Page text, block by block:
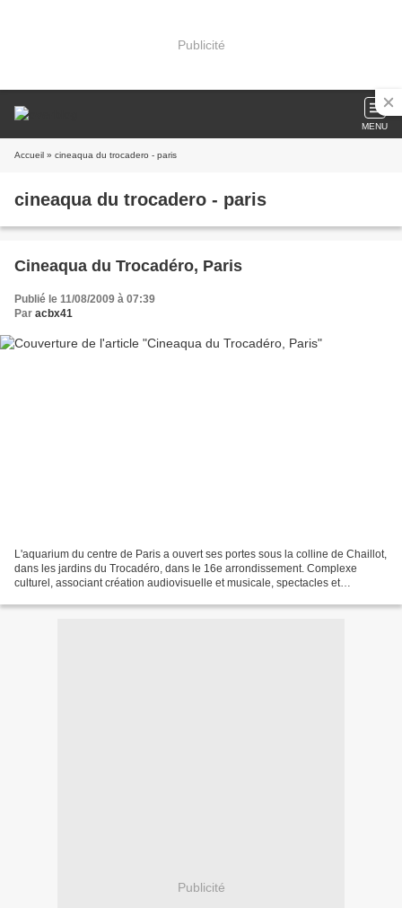
Publicité
MENU
Accueil » cineaqua du trocadero - paris
cineaqua du trocadero - paris
Cineaqua du Trocadéro, Paris
Publié le 11/08/2009 à 07:39
Par acbx41
L'aquarium du centre de Paris a ouvert ses portes sous la colline de Chaillot,
dans les jardins du Trocadéro, dans le 16e arrondissement. Complexe
culturel, associant création audiovisuelle et musicale, spectacles et
Publicité